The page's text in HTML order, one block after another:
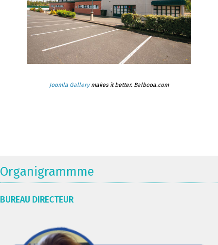
Joomla Gallerymakes it better. Balbooa.com
Organigrammme
BUREAU DIRECTEUR